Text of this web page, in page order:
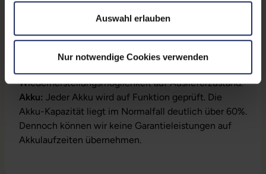
Auswahl erlauben
Nur notwendige Cookies verwenden
dem Gehäuse oder die Lizenz ist bereits digital
hinterlegt)
Wiederherstellungsmöglichkeit auf Auslieferzustand.
Akku: Jeder Akku wird auf Funktion geprüft. Die
Akku-Kapazität liegt im Normalfall deutlich über 60%.
Dennoch können wir keine Garantieleistungen auf
Akkulaufzeiten übernehmen.